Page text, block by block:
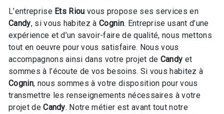
L’entreprise Ets Riou vous propose ses services en
Candy, si vous habitez àCognin. Entreprise usant d’une
expérience et d’un savoir-faire de qualité, nous mettons
tout en oeuvre pour vous satisfaire. Nous vous
accompagnons ainsi dans votre projet de Candy et
sommes à l’écoute de vos besoins. Si vous habitez à
Cognin, nous sommes à votre disposition pour vous
transmettre les renseignements nécessaires à votre
projet deCandy. Notre métier est avant tout notre